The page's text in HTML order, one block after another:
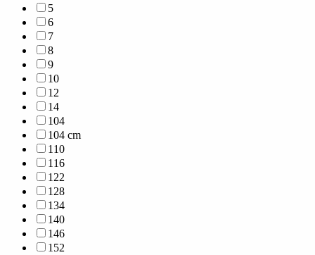
5
6
7
8
9
10
12
14
104
104 cm
110
116
122
128
134
140
146
152